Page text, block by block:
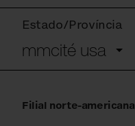
Estado/Província
mmcité usa
Filial norte-americana